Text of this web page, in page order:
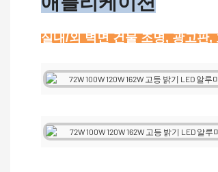
실내/외 벽면 건물 조명, 광고판